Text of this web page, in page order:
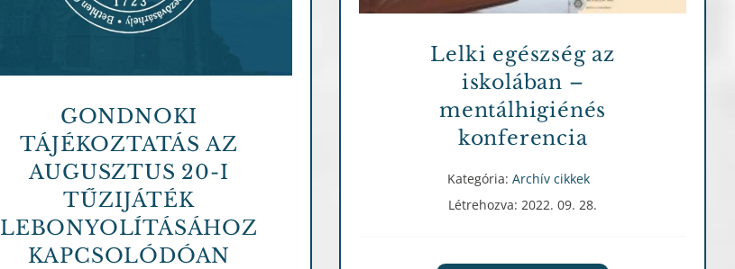
GONDNOKI
TÁJÉKOZTATÁS AZ
AUGUSZTUS 20-I
TŰZIJÁTÉK
LEBONYOLÍTÁSÁHOZ
KAPCSOLÓDÓAN
Lelki egészség az
iskolában –
mentálhigiénés
konferencia
Kategória: Archív cikkek
Létrehozva: 2022. 09. 28.